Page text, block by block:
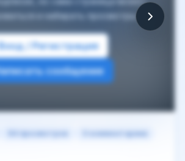
и набирать просмотры.
/ Регистрация
сообщение
64 просмотров 0 комментариев